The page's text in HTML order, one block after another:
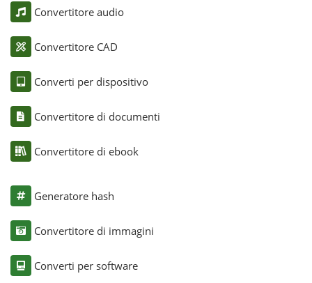
Convertitore audio
Convertitore CAD
Converti per dispositivo
Convertitore di documenti
Convertitore di ebook
Generatore hash
Convertitore di immagini
Converti per software